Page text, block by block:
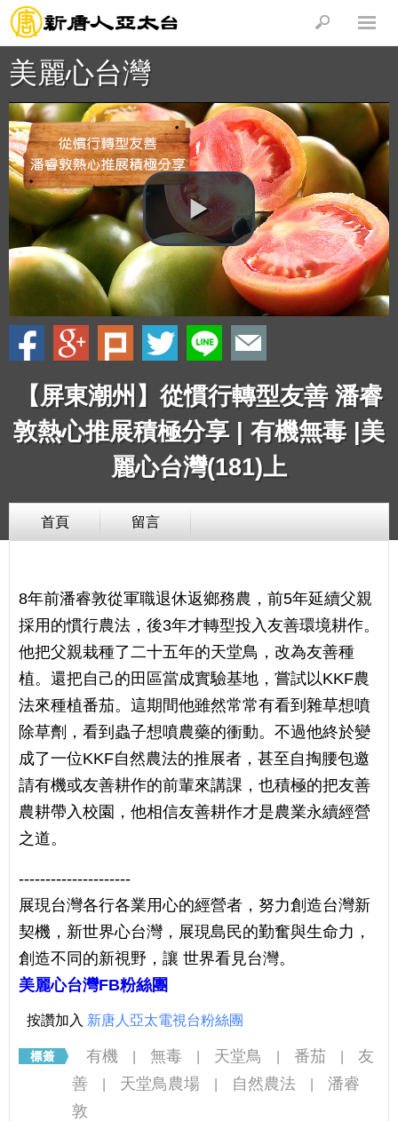
美麗心台灣
【屏東潮州】從慣行轉型友善 潘睿
敦熱心推展積極分享 | 有機無毒 |美
麗心台灣(181)上
首頁 留言
8年前潘睿敦從軍職退休返鄉務農，前5年延續父親
採用的慣行農法，後3年才轉型投入友善環境耕作。
他把父親栽種了二十五年的天堂鳥，改為友善種
植。還把自己的田區當成實驗基地，嘗試以KKF農
法來種植番茄。這期間他雖然常常有看到雜草想噴
除草劑，看到蟲子想噴農藥的衝動。不過他終於變
成了一位KKF自然農法的推展者，甚至自掏腰包邀
請有機或友善耕作的前輩來講課，也積極的把友善
農耕帶入校園，他相信友善耕作才是農業永續經營
之道。
---------------------
展現台灣各行各業用心的經營者，努力創造台灣新
契機，新世界心台灣，展現島民的勤奮與生命力，
創造不同的新視野，讓 世界看見台灣。
美麗心台灣FB粉絲團
按讚加入 新唐人亞太電視台粉絲團
有機 無毒 天堂鳥 番茄
友
善
天堂鳥農場 自然農法
潘睿
敦